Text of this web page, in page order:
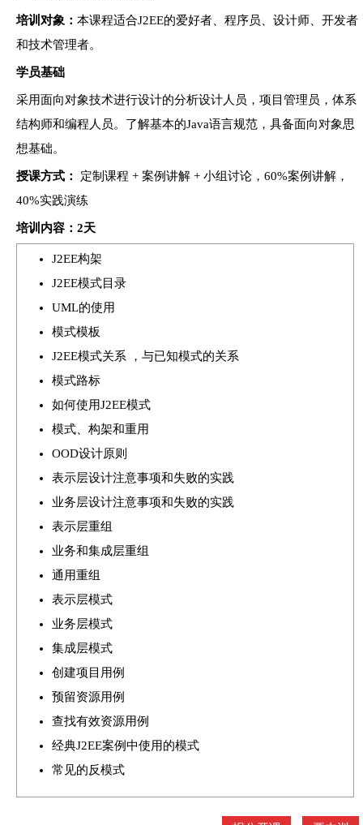
培训对象： 本课程适合J2EE的爱好者、程序员、设计师、开发者
和技术管理者。
学员基础
采用面向对象技术进行设计的分析设计人员，项目管理员，体系
结构师和编程人员。了解基本的Java语言规范，具备面向对象思
想基础。
授课方式：
定制课程 + 案例讲解 + 小组讨论，60%案例讲解，
40%实践演练
培训 内容：2天
J2EE构架
J2EE模式目录
UML的使用
模式模板
J2EE模式关系 ，与已知模式的关系
模式路标
如何使用J2EE模式
模式、构架和重用
OOD设计原则
表示层设计注意事项和失败的实践
业务层设计注意事项和失败的实践
表示层重组
业务和集成层重组
通用重组
表示层模式
业务层模式
集成层模式
创建项目用例
预留资源用例
查找有效资源用例
经典J2EE案例中使用的模式
常见的反模式